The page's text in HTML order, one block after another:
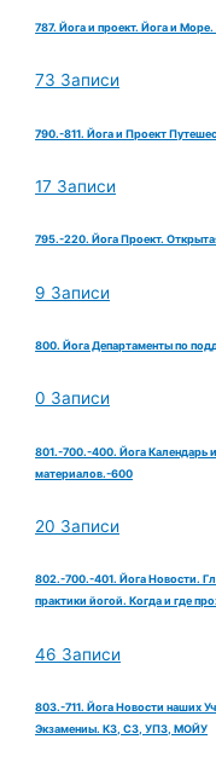
787. Йога и проект. Йога и
73 Записи
790.-811. Йога и Проект
17 Записи
795.-220. Йога Проект.
9 Записи
800. Йога Департаменты по
0 Записи
801.-700.-400. Йога Календарь
материалов.-600
20 Записи
802.-700.-401. Йога Новости.
практики йогой. Когда и где
46 Записи
803.-711. Йога Новости наших
Экзамениы. КЗ, СЗ, УПЗ, МОЙУ